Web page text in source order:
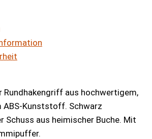
Rundhakengriff aus hochwertigem,
ABS-Kunststoff. Schwarz
Schuss aus heimischer Buche. Mit